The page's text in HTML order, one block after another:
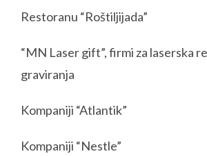
Restoranu “Roštiljijada”
“MN Laser gift”, firmi za laserska
graviranja
Kompaniji “Atlantik”
Kompaniji “Nestle”